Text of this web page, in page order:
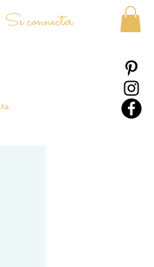
Se connecter